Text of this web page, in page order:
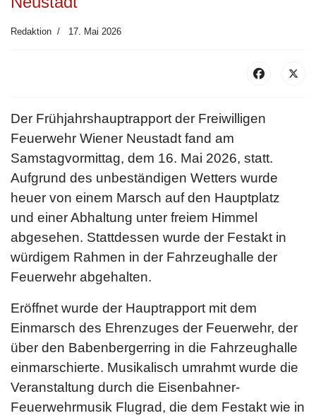
Redaktion 17. Mai 2026
Der Frühjahrshauptrapport der Freiwilligen
Feuerwehr Wiener Neustadt fand am
Samstagvormittag, dem 16. Mai 2026, statt.
Aufgrund des unbeständigen Wetters wurde
heuer von einem Marsch auf den Hauptplatz
und einer Abhaltung unter freiem Himmel
abgesehen. Stattdessen wurde der Festakt in
würdigem Rahmen in der Fahrzeughalle der
Feuerwehr abgehalten.
Eröffnet wurde der Hauptrapport mit dem
Einmarsch des Ehrenzuges der Feuerwehr, der
über den Babenbergerring in die Fahrzeughalle
einmarschierte. Musikalisch umrahmt wurde die
Veranstaltung durch die Eisenbahner-
Feuerwehrmusik Flugrad, die dem Festakt wie in